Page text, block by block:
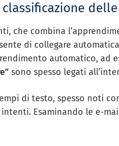
che combina
di collegare
automatico, ad
sono spesso legati
di testo, spesso noti
Esaminando le e-